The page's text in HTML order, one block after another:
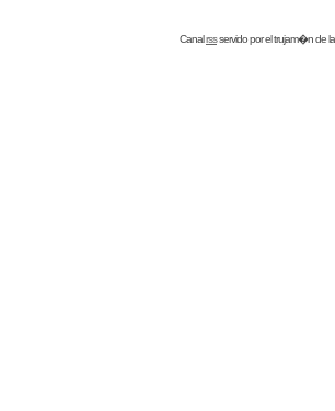
Canalrssservido por eltrujam�nde